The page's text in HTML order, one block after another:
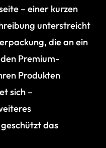
– einer kurzen
unterstreicht
die an ein
Premium-
Produkten
sich –
das